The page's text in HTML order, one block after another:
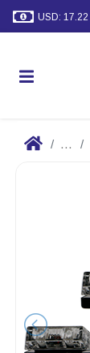
USD: 17.22
...